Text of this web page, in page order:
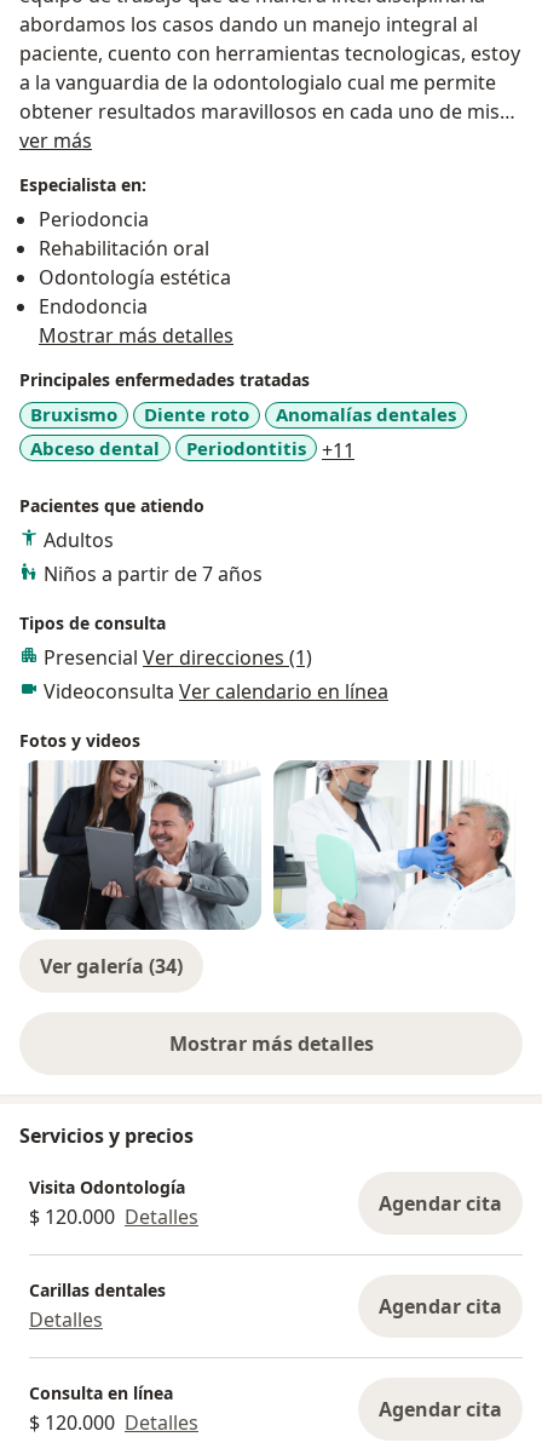
abordamos los casos dando un manejo integral al
paciente, cuento con herramientas tecnologicas, estoy
a la vanguardia de la odontologialo cual me permite
obtener resultados maravillosos en cada uno de mis
pacientes.
ver más
Especialista en:
Periodoncia
Rehabilitación oral
Odontología estética
Endodoncia
Mostrar más detalles
Principales enfermedades tratadas
Bruxismo Diente roto
Anomalías dentales
Abceso dental
Periodontitis +11
Pacientes que atiendo
Adultos
Niños a partir de 7 años
Tipos de consulta
Presencial Ver direcciones (1)
Videoconsulta Ver calendario en línea
Fotos y videos
Ver galería (34)
Mostrar más detalles
sobre la experiencia
Servicios y precios
Visita Odontología
$ 120.000 Detalles Agendar cita
Carillas dentales
Detalles Agendar cita
Consulta en línea
$ 120.000 Detalles Agendar cita